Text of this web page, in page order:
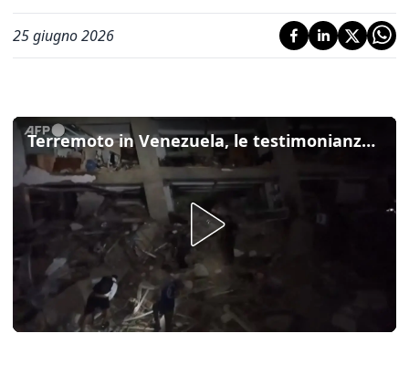
25 giugno 2026
Terremoto in Venezuela, le testimonianze: “È stato terribile, è crollato tutto”